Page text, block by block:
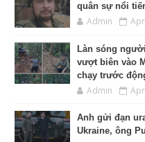
quân sự nổi
Admin
Làn sóng
vượt biên vào
chạy trước
Admin
Anh gửi đạn
Ukraine, ông